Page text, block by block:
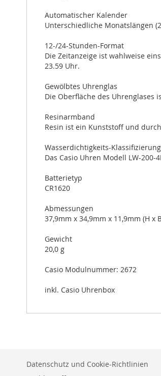
Automatischer Kalender
Unterschiedliche Monatslängen
12-/24-Stunden-Format
Die Zeitanzeige ist wahlweise
23.59 Uhr.
Gewölbtes Uhrenglas
Die Oberfläche des Uhrenglases
Resinarmband
Resin ist ein Kunststoff und
Wasserdichtigkeits-
Das Casio Uhren Modell LW-200-
Batterietyp
CR1620
Abmessungen
37,9mm x 34,9mm x 11,9mm (H x
Gewicht
20,0 g
Casio Modulnummer: 2672
inkl. Casio Uhrenbox
Datenschutz und Cookie-Richtlinien